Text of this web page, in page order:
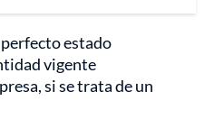
estado
vigente
si se trata de un